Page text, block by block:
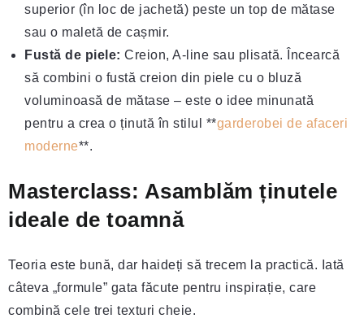
superior (în loc de jachetă) peste un top de mătase
sau o maletă de cașmir.
Fustă de piele: Creion, A-line sau plisată. Încearcă
să combini o fustă creion din piele cu o bluză
voluminoasă de mătase – este o idee minunată
pentru a crea o ținută în stilul **garderobei de afaceri
moderne**.
Masterclass: Asamblăm ținutele
ideale de toamnă
Teoria este bună, dar haideți să trecem la practică. Iată
câteva „formule” gata făcute pentru inspirație, care
combină cele trei texturi cheie.